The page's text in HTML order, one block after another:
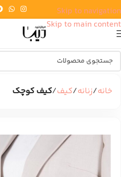
Skip to navigation
Skip to main content
خانه زنانه کیف کیف کوچک